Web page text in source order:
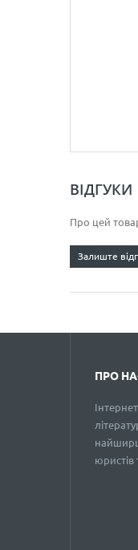
ВІДГУКИ
Про цей
Залиште
ПРО
юристів